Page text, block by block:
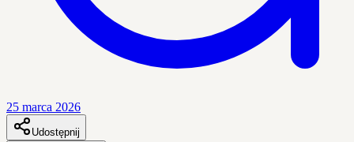
25 marca 2026
Udostępnij